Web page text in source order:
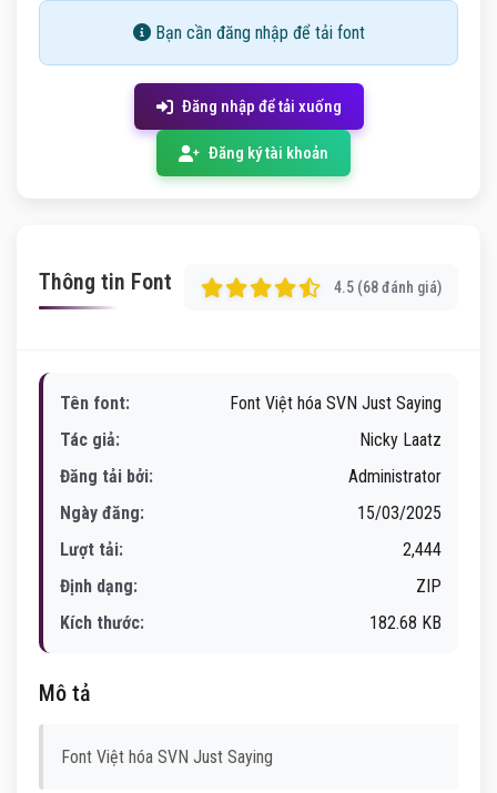
Bạn cần đăng nhập để tải font
Đăng nhập để tải xuống
Đăng ký tài khoản
Thông tin Font 4.5 (68 đánh giá)
Tên font:
Font Việt hóa SVN Just Saying
Tác giả:
Nicky Laatz
Đăng tải bởi:
Administrator
Ngày đăng:
15/03/2025
Lượt tải:
2,444
Định dạng:
ZIP
Kích thước:
182.68 KB
Mô tả
Font Việt hóa SVN Just Saying